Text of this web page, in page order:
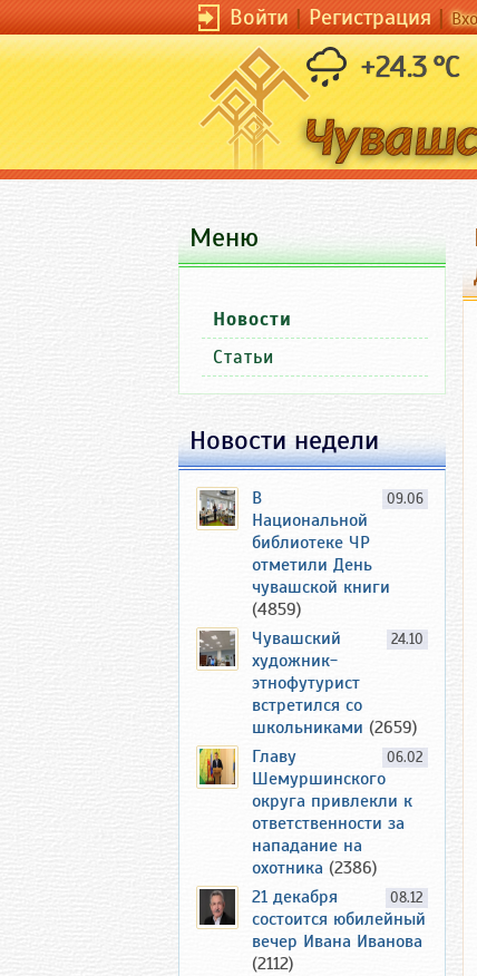
Войти|Регистрация|
+24.3 °C
Меню
Новости
Статьи
Новости недели
09.06
В
Национальной
библиотеке ЧР
отметили День
чувашской книги
(4859)
24.10
Чувашский
художник-
этнофутурист
встретился со
школьниками (2659)
06.02
Главу
Шемуршинского
округа привлекли к
ответственности за
нападание на
охотника (2386)
08.12
21 декабря
состоится юбилейный
вечер Ивана Иванова
(2112)